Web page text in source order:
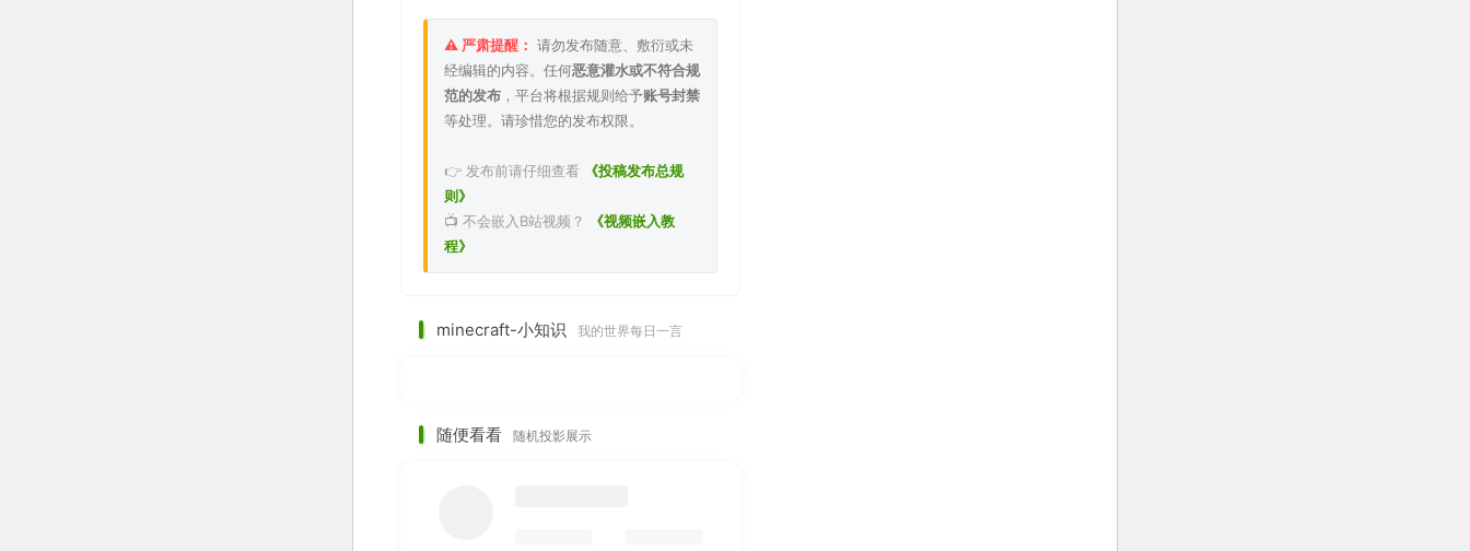
⚠️ 严肃提醒： 请勿发布随意、敷衍或未
经编辑的内容。任何恶意灌水或不符合规
范的发布 ，平台将根据规则给予账号封禁
等处理。请珍惜您的发布权限。
👉 发布前请仔细查看
《投稿发布总规
则》
📺 不会嵌入B站视频？
《视频嵌入教
程》
minecraft-小知识 我的世界每日一言
随便看看 随机投影展示